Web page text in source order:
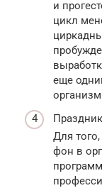
и
цикл
еще
Для
фон в